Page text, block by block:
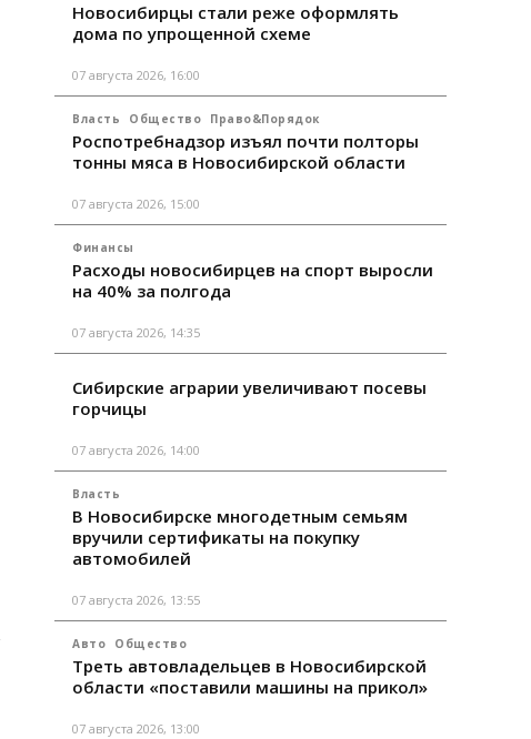
Новосибирцы стали реже оформлять
дома по упрощенной схеме
07 августа 2026, 16:00
Власть Общество Право&Порядок
Роспотребнадзор изъял почти полторы
тонны мяса в Новосибирской области
07 августа 2026, 15:00
Финансы
Расходы новосибирцев на спорт выросли
на 40% за полгода
07 августа 2026, 14:35
Сибирские аграрии увеличивают посевы
горчицы
07 августа 2026, 14:00
Власть
В Новосибирске многодетным семьям
вручили сертификаты на покупку
автомобилей
07 августа 2026, 13:55
Авто Общество
Треть автовладельцев в Новосибирской
области «поставили машины на прикол»
07 августа 2026, 13:00